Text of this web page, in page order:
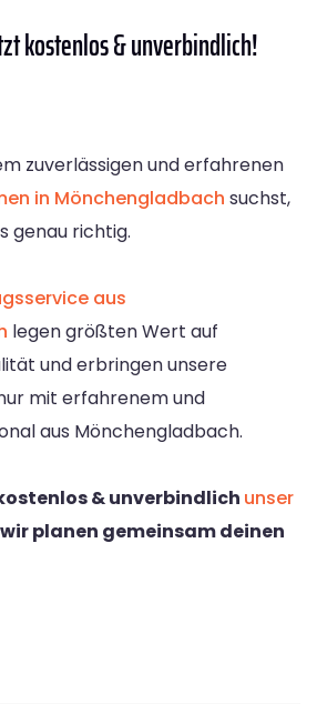
kostenlos & unverbindlich!
zuverlässigen und erfahrenen
in Mönchengladbach suchst,
genau richtig.
aus
legen größten Wert auf
und erbringen unsere
mit erfahrenem und
aus Mönchengladbach.
& unverbindlich unser
planen gemeinsam deinen